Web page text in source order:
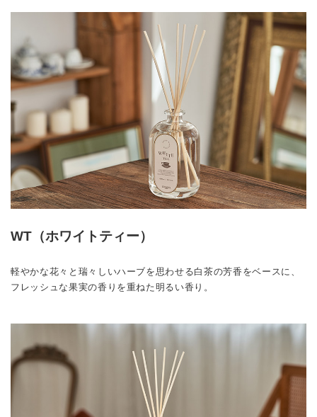
WT（ホワイトティー）
軽やかな花々と瑞々しいハーブを思わせる白茶の芳香をベースに、
フレッシュな果実の香りを重ねた明るい香り。